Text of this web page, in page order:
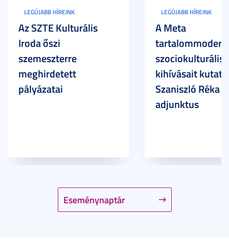
Eseménynaptár
LEGÚJABB HÍREINK
Az SZTE Kulturális
Iroda őszi
szemeszterre
meghirdetett
pályázatai
LEGÚJABB HÍREINK
A Meta
szociokulturális
kihívásait
Szaniszló Réka
adjunktus